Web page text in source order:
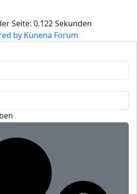
Seite: 0.122 Sekunden
by Kunena Forum